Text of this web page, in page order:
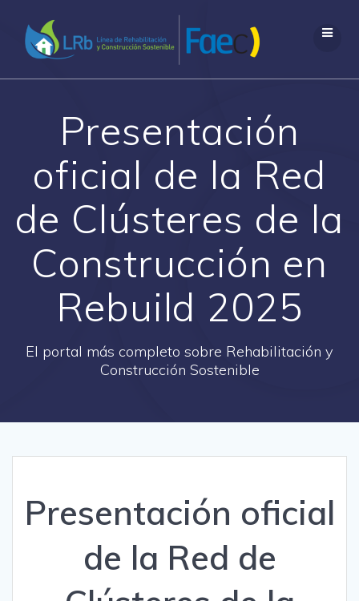
al
contenido
Presentación
oficial de la Red
de Clústeres de la
Construcción en
Rebuild 2025
El portal más completo sobre Rehabilitación y
Construcción Sostenible
Presentación oficial
de la Red de